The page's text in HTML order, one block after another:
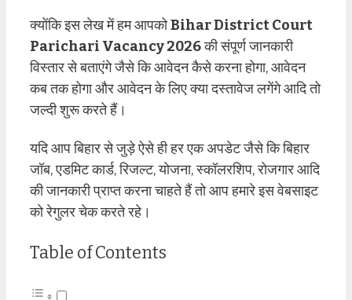
क्योंकि इस लेख में हम आपकोBihar District Court
Parichari Vacancy 2026की संपूर्ण जानकारी
विस्तार से बताएंगे जैसे कि आवेदन कैसे करना होगा, आवेदन
कब तक होगा और आवेदन के लिए क्या दस्तावेज लगेंगे आदि तो
जल्दी शुरू करते हैं।
यदि आप बिहार से जुड़े ऐसे ही हर एक अपडेट जैसे कि बिहार
जॉब, एडमिट कार्ड, रिजल्ट, योजना, स्कॉलरशिप, रोजगार आदि
की जानकारी प्राप्त करना चाहते हैं तो आप हमारे इस वेबसाइट
को रेगुलर चेक करते रहे।
Table of Contents